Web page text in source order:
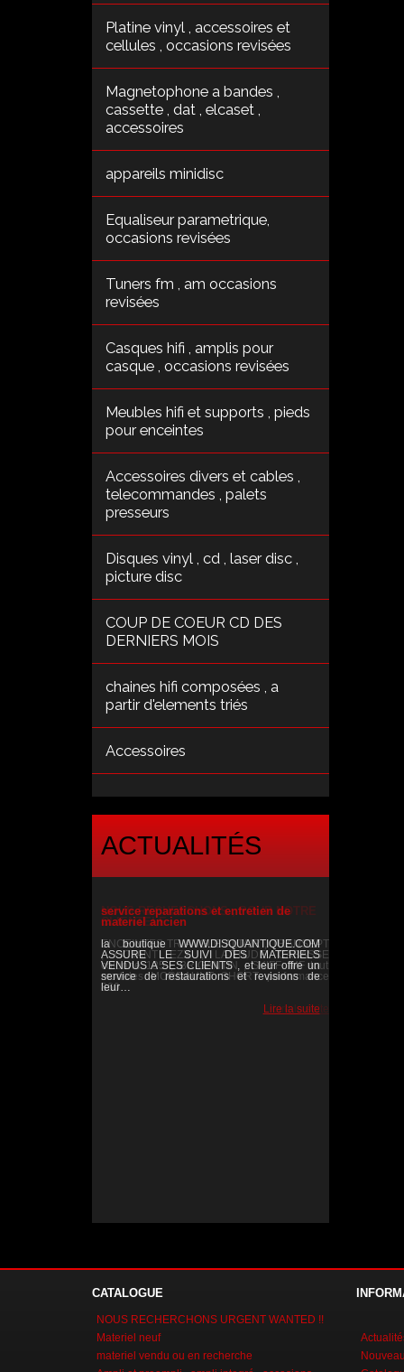
Platine vinyl , accessoires et
cellules , occasions revisées
Magnetophone a bandes ,
cassette , dat , elcaset ,
accessoires
appareils minidisc
Equaliseur parametrique,
occasions revisées
Tuners fm , am occasions
revisées
Casques hifi , amplis pour
casque , occasions revisées
Meubles hifi et supports , pieds
pour enceintes
Accessoires divers et cables ,
telecommandes , palets
presseurs
Disques vinyl , cd , laser disc ,
picture disc
COUP DE COEUR CD DES
DERNIERS MOIS
chaines hifi composées , a
partir d'elements triés
Accessoires
ACTUALITÉS
service reparations et entretien de
materiel ancien
la boutique WWW.DISQUANTIQUE.COM
ASSURE LE SUIVI DES MATERIELS
VENDUS A SES CLIENTS , et leur offre un
service de restaurations et revisions de
leur…
Lire la suite
Lire la suite
CATALOGUE
NOUS RECHERCHONS URGENT WANTED !!
Materiel neuf
materiel vendu ou en recherche